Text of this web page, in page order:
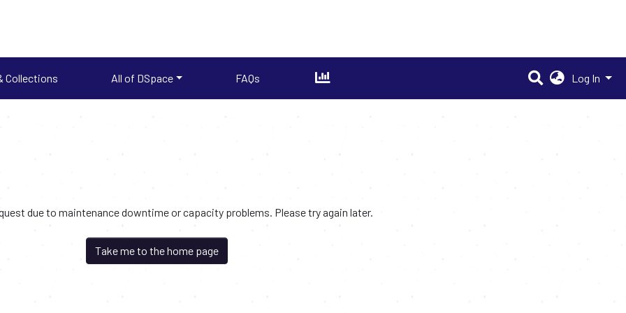
Collections All of DSpace FAQs Log In
due to maintenance downtime or capacity problems. Please try again later.
Take me to the home page